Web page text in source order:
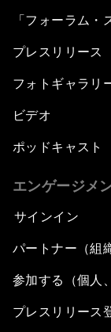
「フォーラム・
プレスリリース
フォトギャラリ
ビデオ
ポッドキャスト
エンゲージメ
サインイン
パートナー（組
参加する（個人
プレスリリース